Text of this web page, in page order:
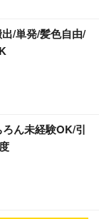
/単発/髪色自由/
ん未経験OK/引